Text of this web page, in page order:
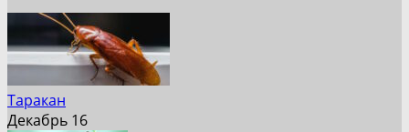
Таракан
Декабрь 16